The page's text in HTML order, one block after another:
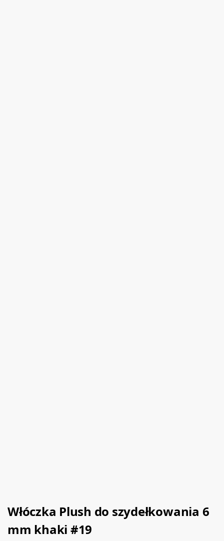
Włóczka Plush do szydełkowania 6
mm khaki #19